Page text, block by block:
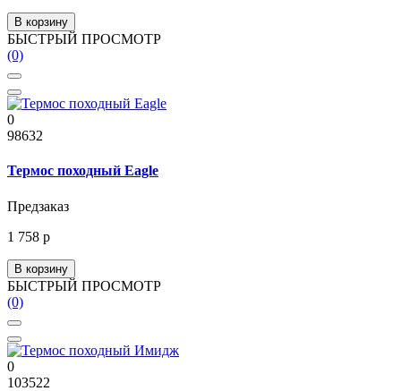
В корзину
БЫСТРЫЙ ПРОСМОТР
(0)
0
98632
Термос походный Eagle
Предзаказ
1 758 р
В корзину
БЫСТРЫЙ ПРОСМОТР
(0)
0
103522